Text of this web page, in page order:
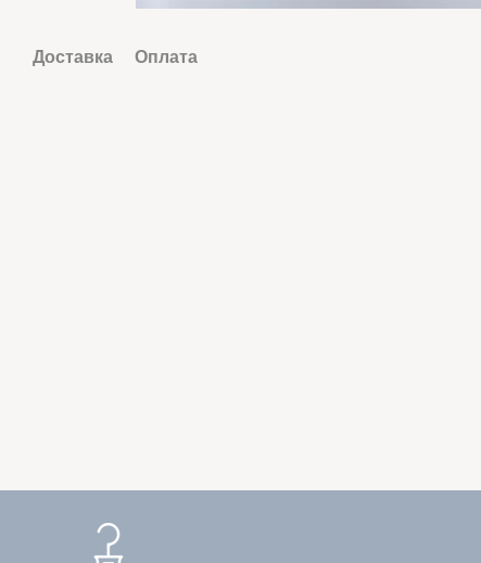
Доставка Оплата